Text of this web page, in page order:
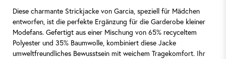
Diese charmante Strickjacke von Garcia, speziell für Mädchen
entworfen, ist die perfekte Ergänzung für die Garderobe kleiner
Modefans. Gefertigt aus einer Mischung von 65% recyceltem
Polyester und 35% Baumwolle, kombiniert diese Jacke
umweltfreundliches Bewusstsein mit weichem Tragekomfort. Ihr